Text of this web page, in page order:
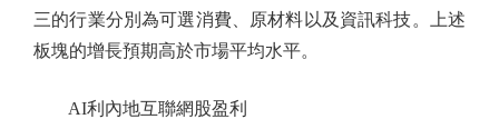
三的行業分別為可選消費、原材料以及資訊科技。上述
板塊的增長預期高於市場平均水平。
AI利內地互聯網股盈利